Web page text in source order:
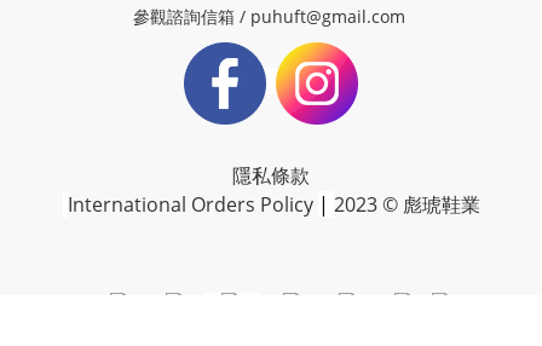
參觀諮詢信箱 / puhuft@gmail.com
隱私條款
International Orders Policy | 2023 © 彪琥鞋業